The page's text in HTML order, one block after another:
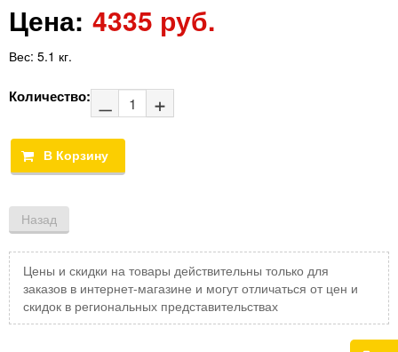
Цена: 4335 руб.
Вес: 5.1 кг.
Количество:
Цены и скидки на товары действительны только для
заказов в интернет-магазине и могут отличаться от цен и
скидок в региональных представительствах